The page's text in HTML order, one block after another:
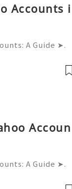
Accounts i
A Guide ➤.
Accoun
A Guide ➤.